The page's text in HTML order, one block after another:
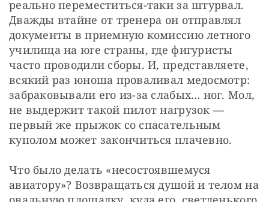
реально переместиться-таки за штурвал.
Дважды втайне от тренера он отправлял
документы в приемную комиссию летного
училища на юге страны, где фигуристы
часто проводили сборы. И, представляете,
всякий раз юноша проваливал медосмотр:
забраковывали его из-за слабых… ног. Мол,
не выдержит такой пилот нагрузок —
первый же прыжок со спасательным
куполом может закончиться плачевно.
Что было делать «несостоявшемуся
авиатору»? Возвращаться душой и телом на